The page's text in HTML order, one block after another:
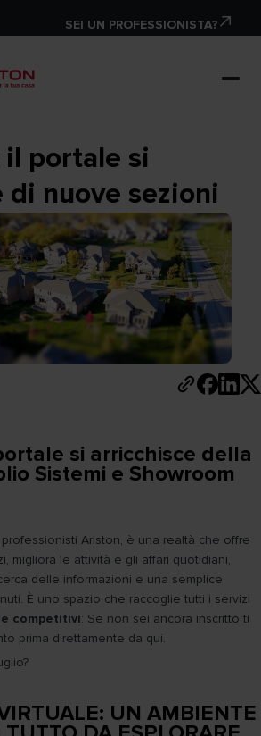
SEI UN PROFESSIONISTA?
il portale si
nuove sezioni
si arricchisce della
Sistemi e Showroom
Ariston, è una realtà che offre
migliora le attività e gli affari quotidiani,
delle informazioni e una semplice
È uno spazio che raccoglie tutti i servizi
competitivi: Se non sei ancora inscritto ti
prima direttamente da qui.
UN AMBIENTE